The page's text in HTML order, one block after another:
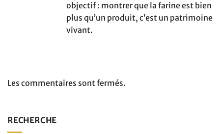
objectif : montrer que la farine est bien
plus qu’un produit, c’est un patrimoine
vivant.
Les commentaires sont fermés.
RECHERCHE